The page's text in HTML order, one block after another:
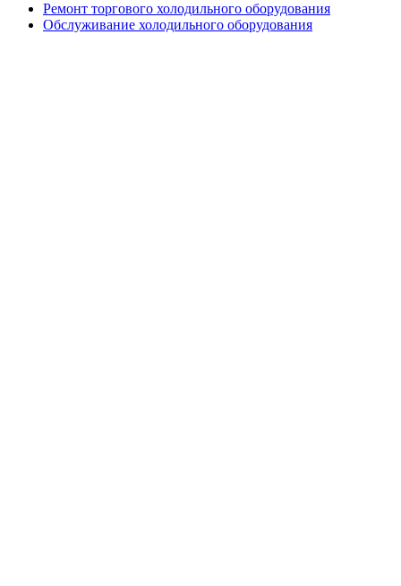
Ремонт торгового холодильного оборудования
Обслуживание холодильного оборудования